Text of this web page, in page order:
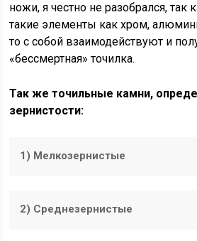
ножи, я честно не разобрался, так
такие элементы как хром,
то с собой взаимодействуют и
«бессмертная» точилка.
Так же точильные камни,
зернистости:
1) Мелкозернистые
2) Среднезернистые